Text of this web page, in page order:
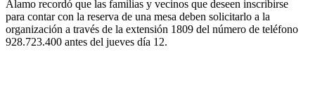
Álamo recordó que las familias y vecinos que deseen inscribirse
para contar con la reserva de una mesa deben solicitarlo a la
organización a través de la extensión 1809 del número de teléfono
928.723.400 antes del jueves día 12.